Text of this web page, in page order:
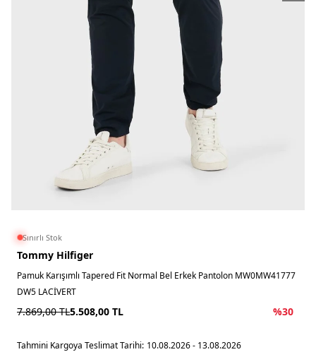
Sınırlı Stok
Tommy Hilfiger
Pamuk Karışımlı Tapered Fit Normal Bel Erkek Pantolon MW0MW41777
DW5 LACİVERT
7.869,00TL5.508,00 TL %30
Tahmini Kargoya Teslimat Tarihi: 10.08.2026 - 13.08.2026